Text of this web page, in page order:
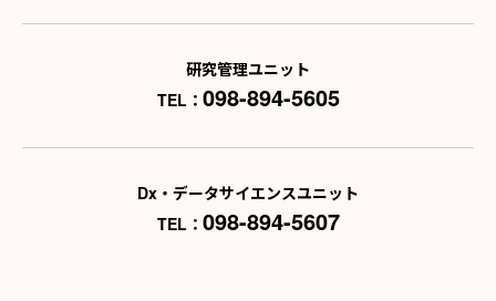
研究管理ユニット
TEL： 098-894-5605
Dx・データサイエンスユニット
TEL： 098-894-5607